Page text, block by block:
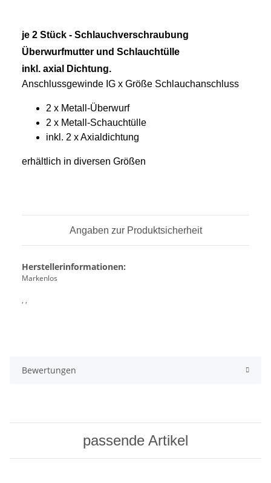
je 2 Stück - Schlauchverschraubung
Überwurfmutter und Schlauchtülle
inkl. axial Dichtung.
Anschlussgewinde IG x Größe Schlauchanschluss
2 x Metall-Überwurf
2 x Metall-Schauchtülle
inkl. 2 x Axialdichtung
erhältlich in diversen Größen
Angaben zur Produktsicherheit
Herstellerinformationen:
Markenlos
, ,
Bewertungen
passende Artikel